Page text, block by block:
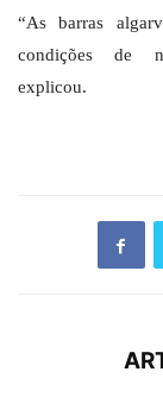
“As barras
condições de
explicou.